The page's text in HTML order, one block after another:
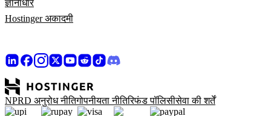
ज्ञानाधार
Hostinger अकादमी
NPRD अनुरोध नीतिगोपनीयता नीतिरिफंड पॉलिसीसेवा की शर्तें